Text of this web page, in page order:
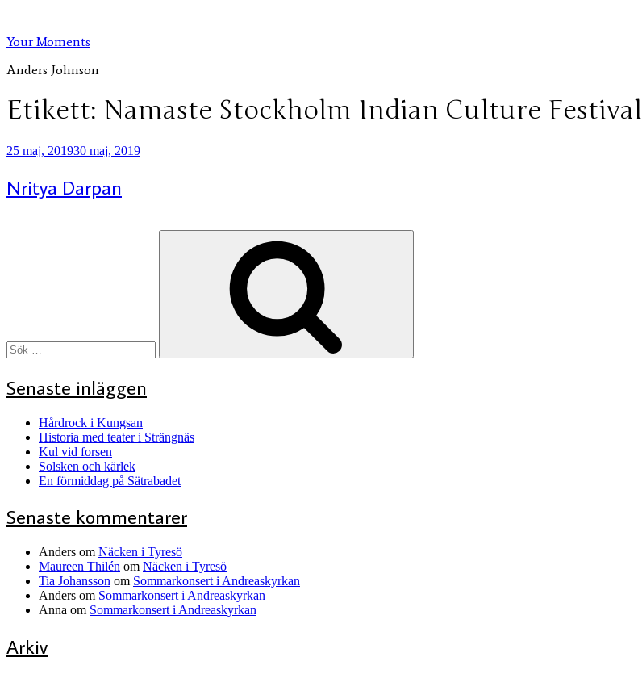
innehåll
Your Moments
Anders Johnson
Etikett: Namaste Stockholm Indian Culture Festival
Publicerat
25 maj, 201930 maj, 2019
Nritya Darpan
Senaste inläggen
Hårdrock i Kungsan
Historia med teater i Strängnäs
Kul vid forsen
Solsken och kärlek
En förmiddag på Sätrabadet
Senaste kommentarer
Anders om Näcken i Tyresö
Maureen Thilén om Näcken i Tyresö
Tia Johansson om Sommarkonsert i Andreaskyrkan
Anders om Sommarkonsert i Andreaskyrkan
Anna om Sommarkonsert i Andreaskyrkan
Arkiv